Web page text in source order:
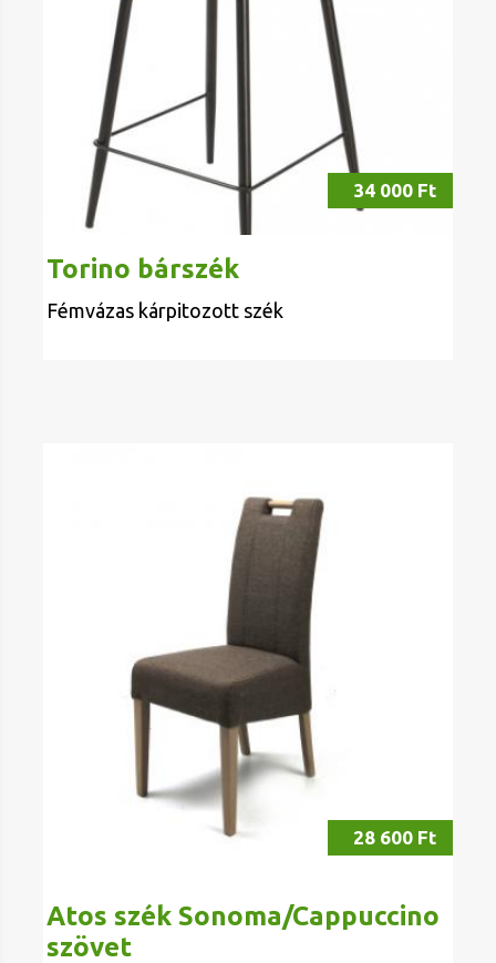
34 000 Ft
Torino bárszék
Fémvázas kárpitozott szék
28 600 Ft
Atos szék Sonoma/Cappuccino
szövet